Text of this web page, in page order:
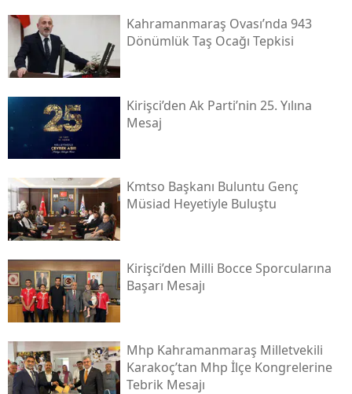
Kahramanmaraş Ovası’nda 943
Dönümlük Taş Ocağı Tepkisi
Kirişci’den Ak Parti’nin 25. Yılına
Mesaj
Kmtso Başkanı Buluntu Genç
Müsi̇ad Heyetiyle Buluştu
Kirişci’den Milli Bocce Sporcularına
Başarı Mesajı
Mhp Kahramanmaraş Milletvekili
Karakoç’tan Mhp İlçe Kongrelerine
Tebrik Mesajı